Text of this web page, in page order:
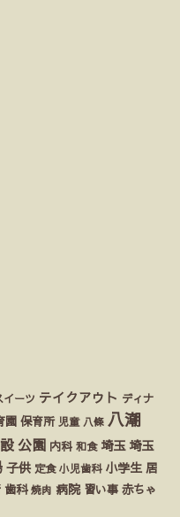
イーツ テイクアウト ディナ
園 保育所 児童 八條 八潮
公園 内科 和食 埼玉 埼玉
子供 定食 小児歯科 小学生 居
歯科 焼肉 病院 習い事 赤ちゃ